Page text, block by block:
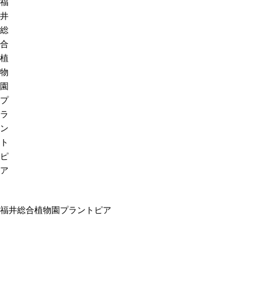
井
総
合
植
物
園
プ
ラ
ン
ト
ピ
ア
福井総合植物園プラントピア